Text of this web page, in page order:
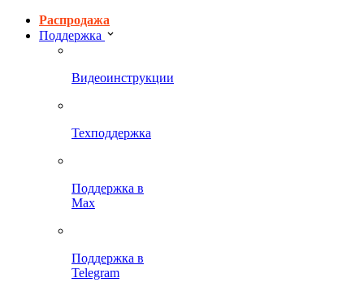
Распродажа
Поддержка
Видеоинструкции
Техподдержка
Поддержка в
Max
Поддержка в
Telegram